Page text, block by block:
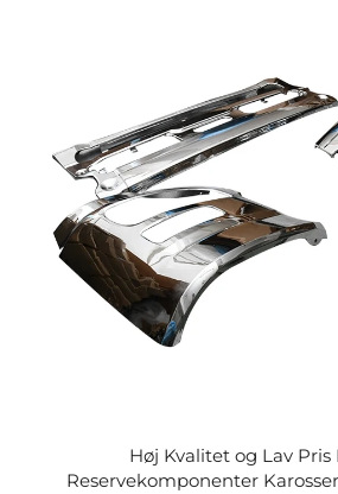
Høj Kvalitet og Lav Pris
Reservekomponenter